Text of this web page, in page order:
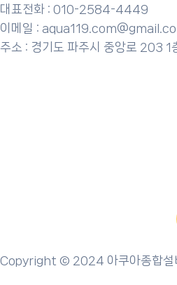
대표전화 : 010-2584-4449
이메일 :
주소 : 경기도 파주시 중앙로 203 1
Copyright © 2024 아쿠아종합